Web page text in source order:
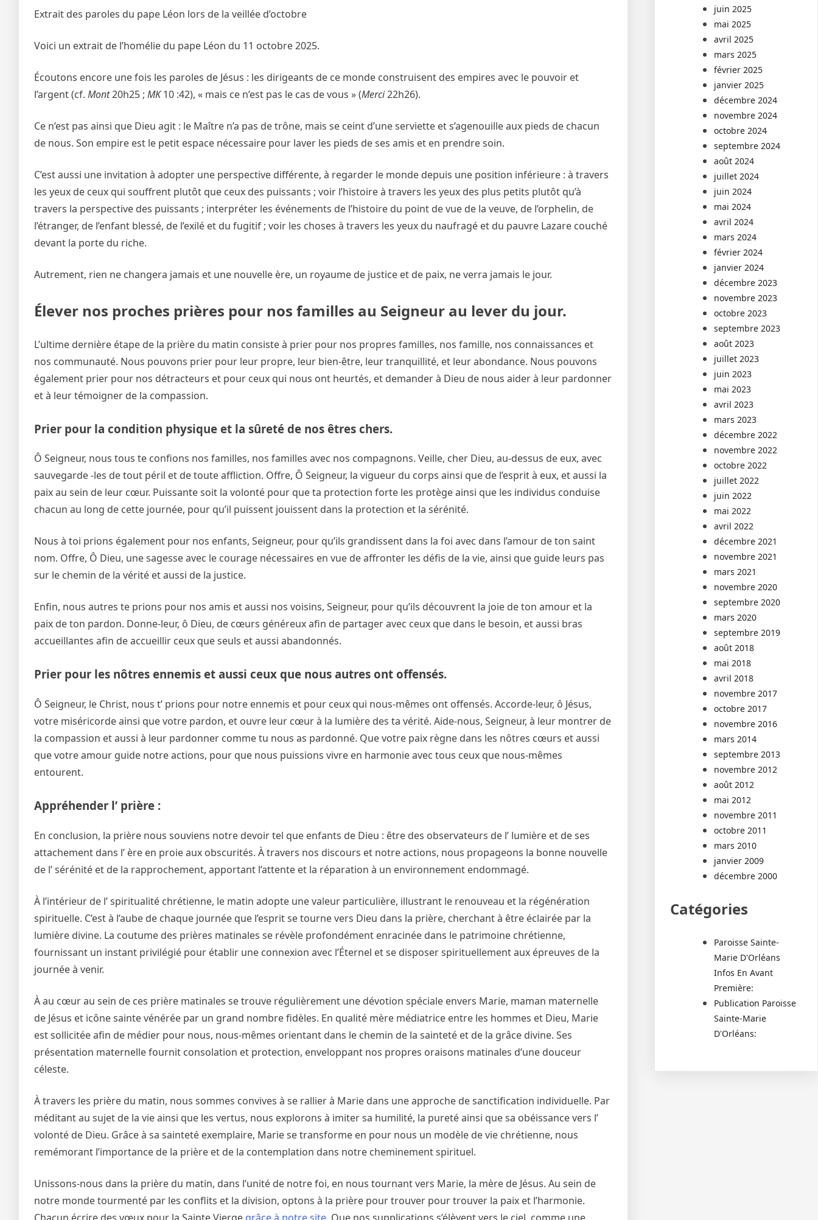
Extrait des paroles du pape Léon lors de la veillée d’octobre
Voici un extrait de l’homélie du pape Léon du 11 octobre 2025.
Écoutons encore une fois les paroles de Jésus : les dirigeants de ce monde construisent des empires avec le pouvoir et
l’argent (cf. Mont20h25 ; MK10 :42), « mais ce n’est pas le cas de vous » (Merci22h26).
Ce n’est pas ainsi que Dieu agit : le Maître n’a pas de trône, mais se ceint d’une serviette et s’agenouille aux pieds de chacun
de nous. Son empire est le petit espace nécessaire pour laver les pieds de ses amis et en prendre soin.
C’est aussi une invitation à adopter une perspective différente, à regarder le monde depuis une position inférieure : à travers
les yeux de ceux qui souffrent plutôt que ceux des puissants ; voir l’histoire à travers les yeux des plus petits plutôt qu’à
travers la perspective des puissants ; interpréter les événements de l’histoire du point de vue de la veuve, de l’orphelin, de
l’étranger, de l’enfant blessé, de l’exilé et du fugitif ; voir les choses à travers les yeux du naufragé et du pauvre Lazare couché
devant la porte du riche.
Autrement, rien ne changera jamais et une nouvelle ère, un royaume de justice et de paix, ne verra jamais le jour.
Élever nos proches prières pour nos familles au Seigneur au lever du jour.
L’ultime dernière étape de la prière du matin consiste à prier pour nos propres familles, nos famille, nos connaissances et
nos communauté. Nous pouvons prier pour leur propre, leur bien-être, leur tranquillité, et leur abondance. Nous pouvons
également prier pour nos détracteurs et pour ceux qui nous ont heurtés, et demander à Dieu de nous aider à leur pardonner
et à leur témoigner de la compassion.
Prier pour la condition physique et la sûreté de nos êtres chers.
Ô Seigneur, nous tous te confions nos familles, nos familles avec nos compagnons. Veille, cher Dieu, au-dessus de eux, avec
sauvegarde -les de tout péril et de toute affliction. Offre, Ô Seigneur, la vigueur du corps ainsi que de l’esprit à eux, et aussi la
paix au sein de leur cœur. Puissante soit la volonté pour que ta protection forte les protège ainsi que les individus conduise
chacun au long de cette journée, pour qu’il puissent jouissent dans la protection et la sérénité.
Nous à toi prions également pour nos enfants, Seigneur, pour qu’ils grandissent dans la foi avec dans l’amour de ton saint
nom. Offre, Ô Dieu, une sagesse avec le courage nécessaires en vue de affronter les défis de la vie, ainsi que guide leurs pas
sur le chemin de la vérité et aussi de la justice.
Enfin, nous autres te prions pour nos amis et aussi nos voisins, Seigneur, pour qu’ils découvrent la joie de ton amour et la
paix de ton pardon. Donne-leur, ô Dieu, de cœurs généreux afin de partager avec ceux que dans le besoin, et aussi bras
accueillantes afin de accueillir ceux que seuls et aussi abandonnés.
Prier pour les nôtres ennemis et aussi ceux que nous autres ont offensés.
Ô Seigneur, le Christ, nous t’ prions pour notre ennemis et pour ceux qui nous-mêmes ont offensés. Accorde-leur, ô Jésus,
votre miséricorde ainsi que votre pardon, et ouvre leur cœur à la lumière des ta vérité. Aide-nous, Seigneur, à leur montrer de
la compassion et aussi à leur pardonner comme tu nous as pardonné. Que votre paix règne dans les nôtres cœurs et aussi
que votre amour guide notre actions, pour que nous puissions vivre en harmonie avec tous ceux que nous-mêmes
entourent.
Appréhender l’ prière :
En conclusion, la prière nous souviens notre devoir tel que enfants de Dieu : être des observateurs de l’ lumière et de ses
attachement dans l’ ère en proie aux obscurités. À travers nos discours et notre actions, nous propageons la bonne nouvelle
de l’ sérénité et de la rapprochement, apportant l’attente et la réparation à un environnement endommagé.
À l’intérieur de l’ spiritualité chrétienne, le matin adopte une valeur particulière, illustrant le renouveau et la régénération
spirituelle. C’est à l’aube de chaque journée que l’esprit se tourne vers Dieu dans la prière, cherchant à être éclairée par la
lumière divine. La coutume des prières matinales se révèle profondément enracinée dans le patrimoine chrétienne,
fournissant un instant privilégié pour établir une connexion avec l’Éternel et se disposer spirituellement aux épreuves de la
journée à venir.
À au cœur au sein de ces prière matinales se trouve régulièrement une dévotion spéciale envers Marie, maman maternelle
de Jésus et icône sainte vénérée par un grand nombre fidèles. En qualité mère médiatrice entre les hommes et Dieu, Marie
est sollicitée afin de médier pour nous, nous-mêmes orientant dans le chemin de la sainteté et de la grâce divine. Ses
présentation maternelle fournit consolation et protection, enveloppant nos propres oraisons matinales d’une douceur
céleste.
À travers les prière du matin, nous sommes convives à se rallier à Marie dans une approche de sanctification individuelle. Par
méditant au sujet de la vie ainsi que les vertus, nous explorons à imiter sa humilité, la pureté ainsi que sa obéissance vers l’
volonté de Dieu. Grâce à sa sainteté exemplaire, Marie se transforme en pour nous un modèle de vie chrétienne, nous
remémorant l’importance de la prière et de la contemplation dans notre cheminement spirituel.
Unissons-nous dans la prière du matin, dans l’unité de notre foi, en nous tournant vers Marie, la mère de Jésus. Au sein de
notre monde tourmenté par les conflits et la division, optons à la prière pour trouver pour trouver la paix et l’harmonie.
juin 2025
mai 2025
avril 2025
mars 2025
février 2025
janvier 2025
décembre 2024
novembre 2024
octobre 2024
septembre 2024
août 2024
juillet 2024
juin 2024
mai 2024
avril 2024
mars 2024
février 2024
janvier 2024
décembre 2023
novembre 2023
octobre 2023
septembre 2023
août 2023
juillet 2023
juin 2023
mai 2023
avril 2023
mars 2023
décembre 2022
novembre 2022
octobre 2022
juillet 2022
juin 2022
mai 2022
avril 2022
décembre 2021
novembre 2021
mars 2021
novembre 2020
septembre 2020
mars 2020
septembre 2019
août 2018
mai 2018
avril 2018
novembre 2017
octobre 2017
novembre 2016
mars 2014
septembre 2013
novembre 2012
août 2012
mai 2012
novembre 2011
octobre 2011
mars 2010
janvier 2009
décembre 2000
Catégories
Paroisse Sainte-
Marie D'Orléans
Infos En Avant
Première:
Publication Paroisse
Sainte-Marie
D'Orléans: